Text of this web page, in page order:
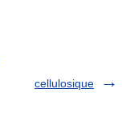
cellulosique